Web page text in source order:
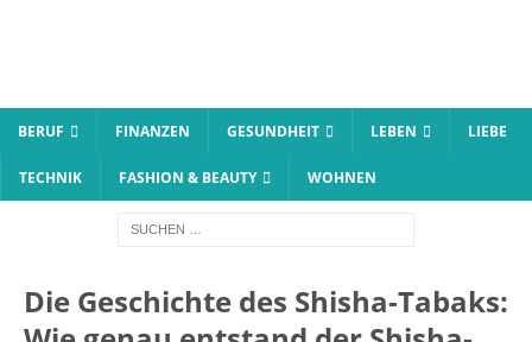
BERUF FINANZEN GESUNDHEIT LEBEN LIEBE
TECHNIK FASHION & BEAUTY WOHNEN
Die Geschichte des Shisha-Tabaks: